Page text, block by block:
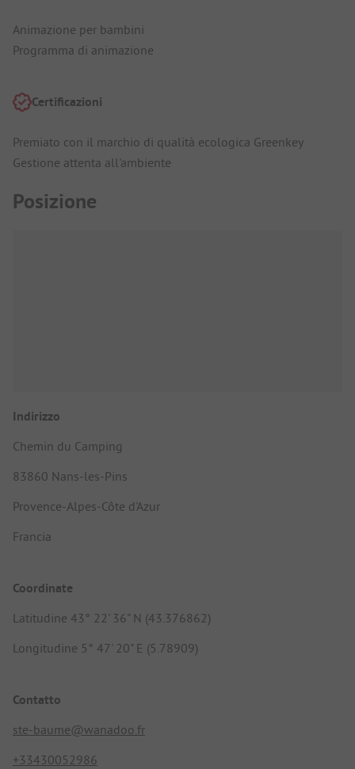
Animazione per bambini
Programma di animazione
Certificazioni
Premiato con il marchio di qualità ecologica Greenkey
Gestione attenta all'ambiente
Posizione
Indirizzo
Chemin du Camping
83860 Nans-les-Pins
Provence-Alpes-Côte d'Azur
Francia
Coordinate
Latitudine 43° 22' 36" N (43.376862)
Longitudine 5° 47' 20" E (5.78909)
Contatto
ste-baume@wanadoo.fr
+33430052986